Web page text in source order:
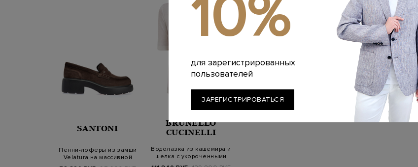
SANTONI
Пенни-лоферы из замши
Velatura на массивной
BRUNELLO
CUCINELLI
Водолазка из кашемира и
шелка с укороченными
рукавами
10%
для зарегистрированных
пользователей
ЗАРЕГИСТРИРОВАТЬСЯ